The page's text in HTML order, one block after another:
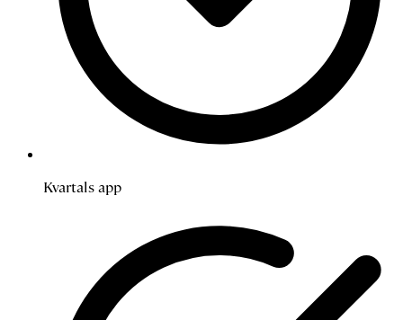
Kvartals app